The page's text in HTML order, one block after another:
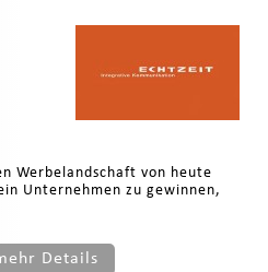
Werbelandschaft von heute
Unternehmen zu gewinnen,
Details